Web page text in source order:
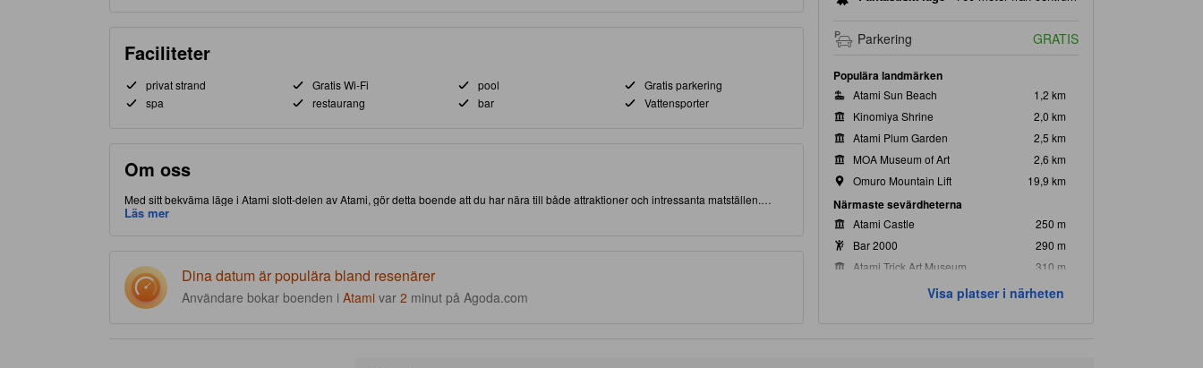
Faciliteter
privat strand Gratis Wi-Fi pool
Gratis parkering
spa
restaurang bar Vattensporter
Om oss
Med sitt bekväma läge i Atami slott-delen av Atami, gör detta boende att du har nära till både attraktioner och intressanta matställen.
Detta 4.0-stjärniga boende är fullpackat med faciliteter på plats för att förbättra glädjen under, och kvaliteten på, din vistelse.
Läs mer
Dina datum är populära bland resenärer
Användare bokar boenden i Atami var 2 minut på Agoda.com
Parkering GRATIS
Populära landmärken
Atami Sun Beach
1,2 km
Kinomiya Shrine
2,0 km
Atami Plum Garden
2,5 km
MOA Museum of Art
2,6 km
Omuro Mountain Lift
19,9 km
Närmaste sevärdheterna
Atami Castle
250 m
Bar 2000
290 m
Atami Trick Art Museum
310 m
Atami Ropeway
420 m
Visa platser i närheten